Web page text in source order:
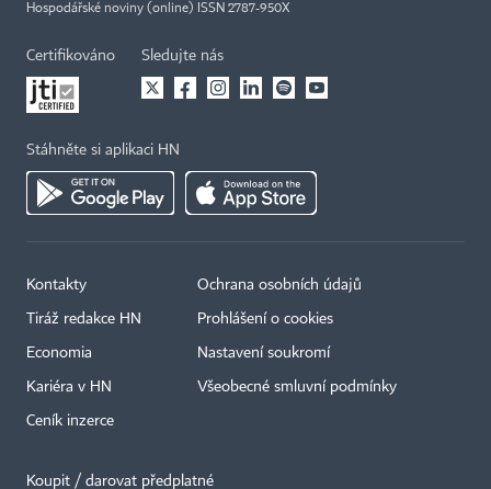
Hospodářské noviny (online) ISSN 2787-950X
Certifikováno Sledujte nás
Stáhněte si aplikaci HN
Kontakty
Tiráž redakce HN
Economia
Kariéra v HN
Ceník inzerce
Ochrana osobních údajů
Prohlášení o cookies
Nastavení soukromí
Všeobecné smluvní podmínky
Koupit / darovat předplatné